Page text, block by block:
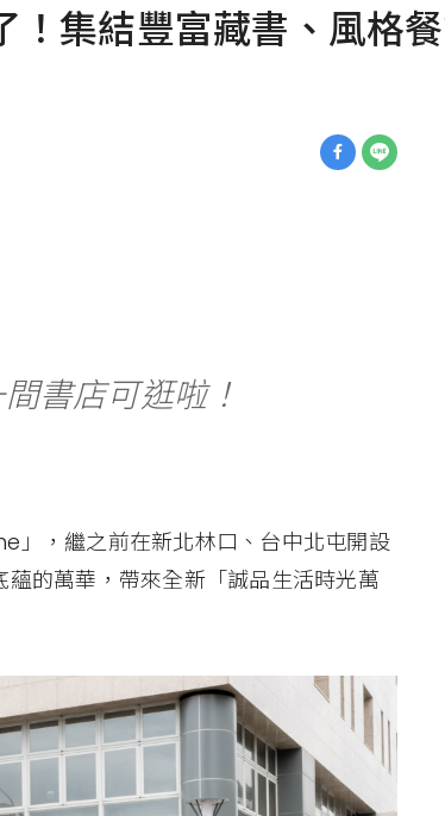
集結豐富藏書、風格
書店可逛啦！
，繼之前在新北林口、台中北屯開設
的萬華，帶來全新「誠品生活時光萬